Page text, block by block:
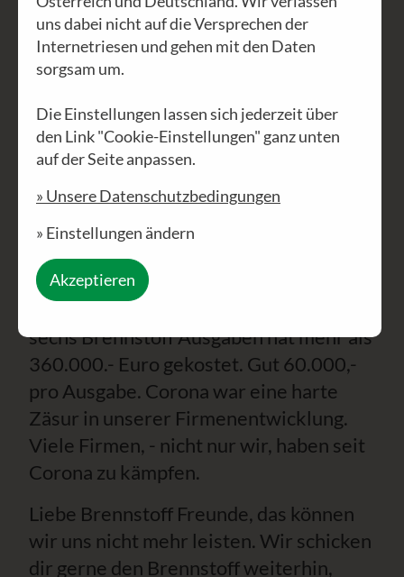
€ 360.000,- allein der Postversand
Nach unserem 1. Aufruf kamen
unglaubliche€ 62.000,
der Bitte, wir mögen den Brennstoff
Brennstoff, hilft beim weitermachen -
DANKE DANKE.
Allein der Postversand der letzten
sechs Brennstoff Ausgaben hat mehr als
360.000.- Euro gekostet. Gut 60.000,-
pro Ausgabe. Corona war eine harte
Zäsur in unserer Firmenentwicklung.
Viele Firmen, - nicht nur wir, haben seit
Corona zu kämpfen.
Liebe Brennstoff Freunde, das können
wir uns nicht mehr leisten. Wir schicken
dir gerne den Brennstoff weiterhin,
uns dabei nicht auf die Versprechen der
Internetriesen und gehen mit den Daten
sorgsam um.
Die Einstellungen lassen sich jederzeit über
den Link "Cookie-Einstellungen" ganz unten
auf der Seite anpassen.
» Unsere Datenschutzbedingungen
» Einstellungen ändern
Akzeptieren